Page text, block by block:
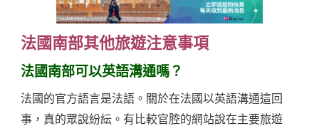
法國南部其他旅遊注意事項
法國南部可以英語溝通嗎？
法國的官方語言是法語。關於在法國以英語溝通這回
事，真的眾說紛紜。有比較官腔的網站說在主要旅遊